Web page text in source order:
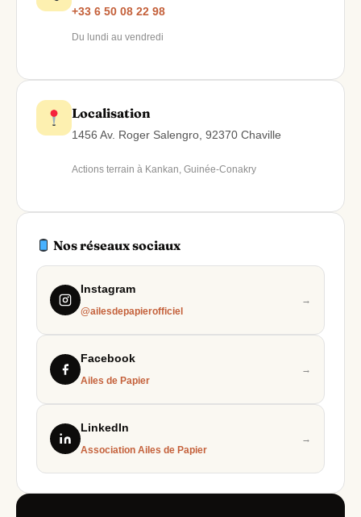
+33 6 50 08 22 98
Du lundi au vendredi
Localisation
1456 Av. Roger Salengro, 92370 Chaville
Actions terrain à Kankan, Guinée-Conakry
Nos réseaux sociaux
Instagram
@ailesdepapierofficiel
→
Facebook
Ailes de Papier
→
LinkedIn
Association Ailes de Papier
→